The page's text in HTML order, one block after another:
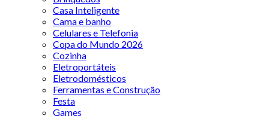
Casa Inteligente
Cama e banho
Celulares e Telefonia
Copa do Mundo 2026
Cozinha
Eletroportáteis
Eletrodomésticos
Ferramentas e Construção
Festa
Games